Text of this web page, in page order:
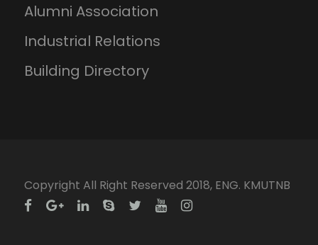
Alumni Association
Industrial Relations
Building Directory
Copyright All Right Reserved 2018, ENG. KMUTNB